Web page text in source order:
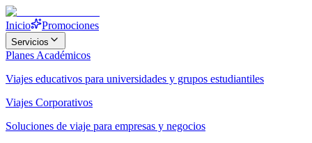
Inicio Promociones
Servicios
Planes Académicos
Viajes educativos para universidades y grupos estudiantiles
Viajes Corporativos
Soluciones de viaje para empresas y negocios